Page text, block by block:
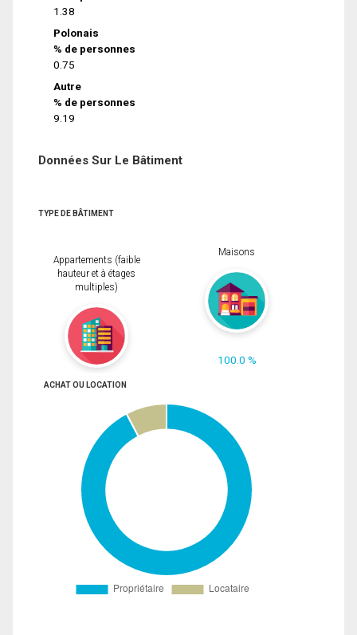
1.38
Polonais
% de personnes
0.75
Autre
% de personnes
9.19
Données Sur Le Bâtiment
TYPE DE BÂTIMENT
Appartements (faible
hauteur et à étages
multiples)
Maisons
100.0 %
ACHAT OU LOCATION